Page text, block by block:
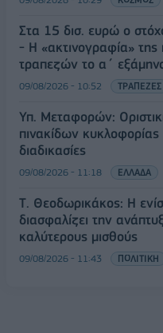
Στα 15 δισ. ευρώ ο
- Η «ακτινογραφία»
τραπεζών το α΄
09/08/2026 - 10:52 ΤΡΑΠΕΖΕΣ
Υπ. Μεταφορών:
πινακίδων
διαδικασίες
09/08/2026 - 11:18 ΕΛΛΑΔΑ
Τ. Θεοδωρικάκος: Η
διασφαλίζει την
καλύτερους μισθούς
09/08/2026 - 11:43 ΠΟΛΙΤΙΚΗ